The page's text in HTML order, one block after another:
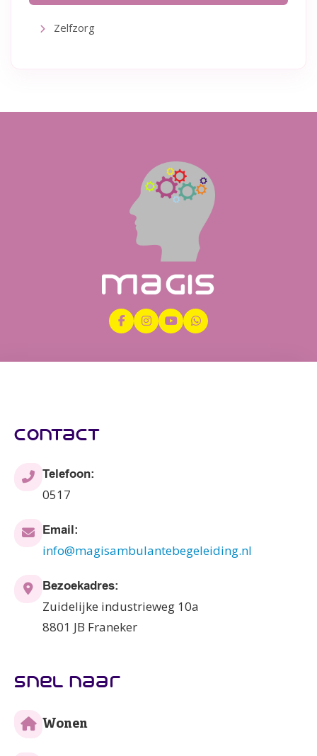
Zelfzorg
contact
Telefoon:
0517
Email:
info@magisambulantebegeleiding.nl
Bezoekadres:
Zuidelijke industrieweg 10a
8801 JB Franeker
snel naar
Wonen